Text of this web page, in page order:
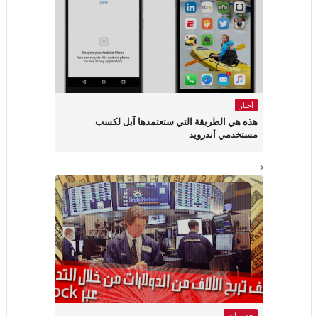
أخبار
هذه هي الطريقة التي ستعتمدها آبل لكسب
مستخدمي أندرويد